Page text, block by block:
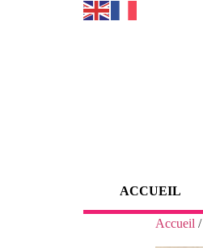
ACCUEIL
Accueil /